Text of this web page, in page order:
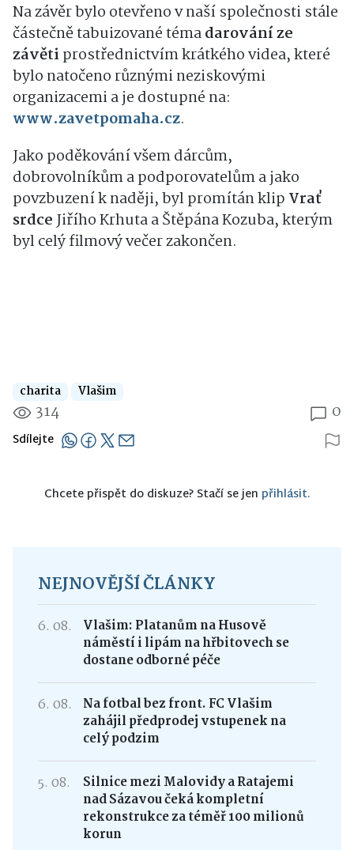
Na závěr bylo otevřeno v naší společnosti stále
částečně tabuizované témadarování ze
závěti prostřednictvím krátkého videa, které
bylo natočeno různými neziskovými
organizacemi a je dostupné na:
www.zavetpomaha.cz.
Jako poděkování všem dárcům,
dobrovolníkům a podporovatelům a jako
povzbuzení k naději, byl promítán klip Vrať
srdceJiřího Krhuta a Štěpána Kozuba, kterým
byl celý filmový večer zakončen.
charita Vlašim
314 0
Sdílejte
Chcete přispět do diskuze? Stačí se jen přihlásit.
NEJNOVĚJŠÍ ČLÁNKY
6. 08.
Vlašim: Platanům na Husově
náměstí i lipám na hřbitovech se
dostane odborné péče
6. 08.
Na fotbal bez front. FC Vlašim
zahájil předprodej vstupenek na
celý podzim
5. 08.
Silnice mezi Malovidy a Ratajemi
nad Sázavou čeká kompletní
rekonstrukce za téměř 100 milionů
korun